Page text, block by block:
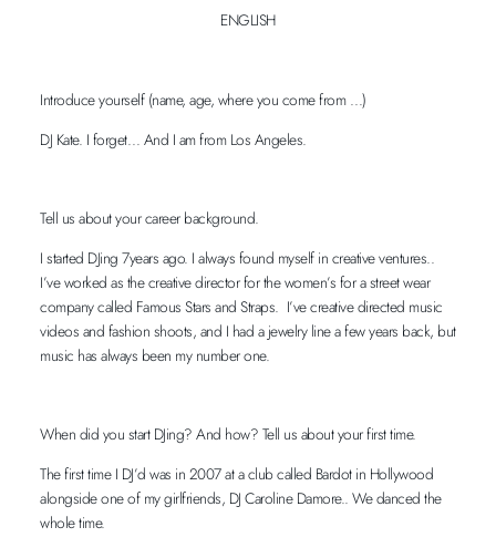
ENGLISH
Introduce yourself (name, age, where you come from …)
DJ Kate. I forget… And I am from Los Angeles.
Tell us about your career background.
I started DJing 7years ago. I always found myself in creative ventures..
I’ve worked as the creative director for the women’s for a street wear
company called Famous Stars and Straps. I’ve creative directed music
videos and fashion shoots, and I had a jewelry line a few years back, but
music has always been my number one.
When did you start DJing? And how? Tell us about your first time.
The first time I DJ’d was in 2007 at a club called Bardot in Hollywood
alongside one of my girlfriends, DJ Caroline Damore.. We danced the
whole time.